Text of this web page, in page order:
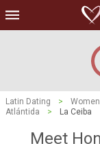
Latin Dating > Women
Atlántida
> La Ceiba
Meet